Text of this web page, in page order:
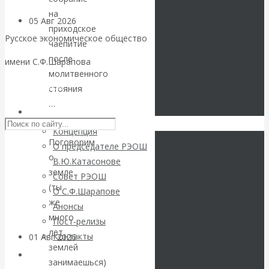
Русское экономическое общество
имени С.Ф.Шарапова
Skip to content
Концепция
О председателе РЭОШ
В.Ю.Катасонове
Совет РЭОШ
О С.Ф.Шарапове
Анонсы
Пост-релизы
Контакты
05 Авг 2026
Валентин
Катасонов. Еще
раз на тему
блокировки
банковских
счетов
01 Авг 2026Геополитика
на
приходское
чаепитие
после
молитвенного
стояния
…
—
Поговорим
о
земле
(ты
же
много
лет
землей
занимаешься)